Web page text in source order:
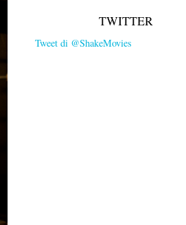
TWITTER
Tweet di @ShakeMovies